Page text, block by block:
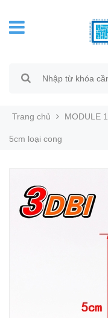
Trang chủ MODULE 1
5cm loại cong